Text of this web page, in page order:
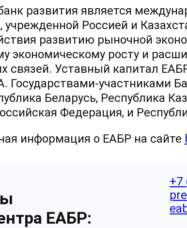
развития является
учрежденной Россией и
развитию рыночной
экономическому росту и
связей. Уставный капитал
Государствами-участниками
Беларусь, Республика
Федерация, и
информация о ЕАБР на сайте
ЕАБР:
+7